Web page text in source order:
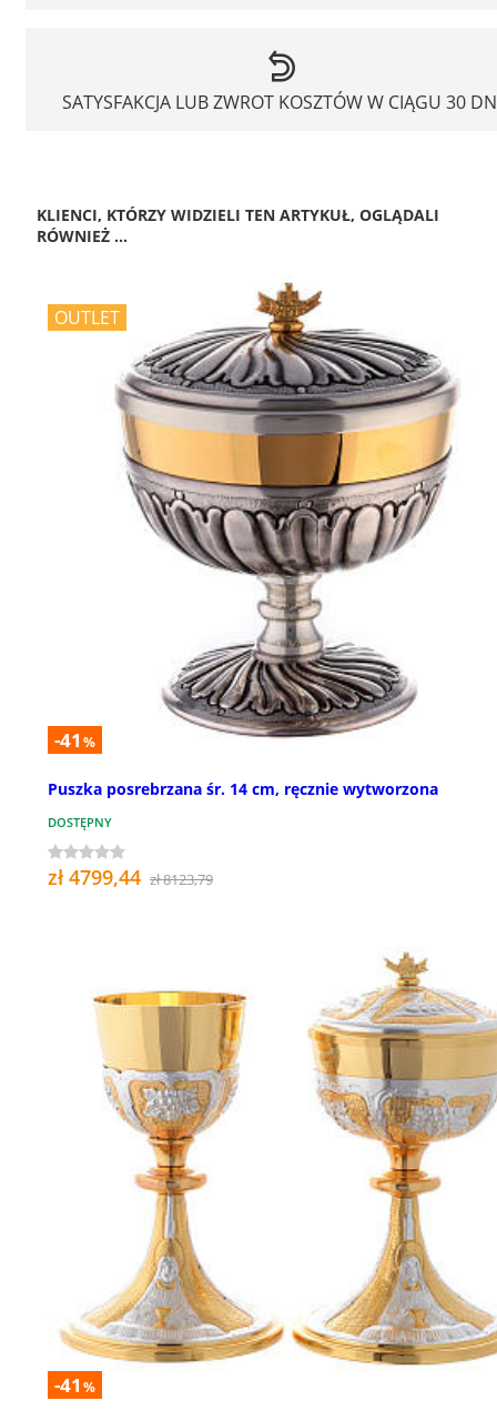
SATYSFAKCJA LUB ZWROT KOSZTÓW W CIĄGU 30
KLIENCI, KTÓRZY WIDZIELI TEN ARTYKUŁ, OGLĄDALI
RÓWNIEŻ ...
OUTLET
-41 %
Puszka posrebrzana śr. 14 cm, ręcznie wytworzona
DOSTĘPNY
zł 4799,44 zł 8123,79
-41 %